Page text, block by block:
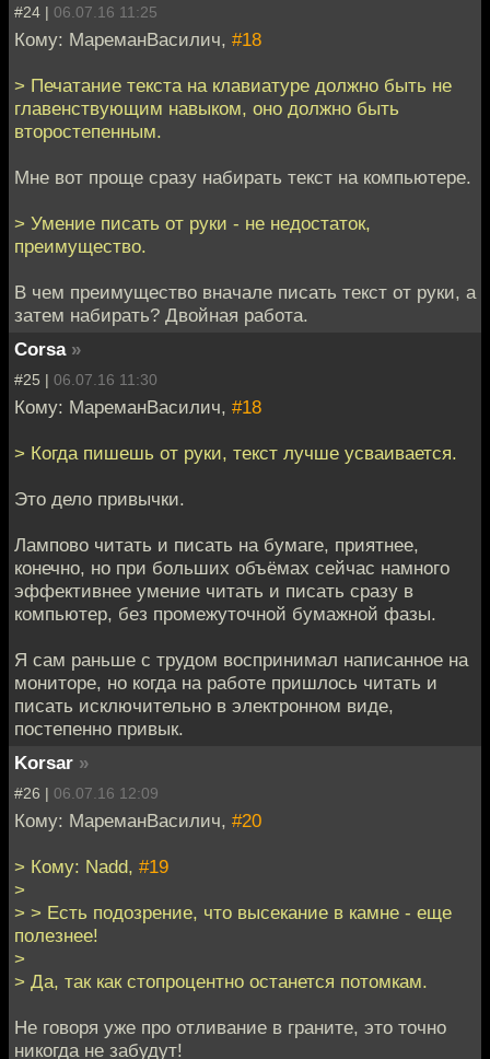
#24 | 06.07.16 11:25
Кому: МареманВасилич, #18
> Печатание текста на клавиатуре должно быть не
главенствующим навыком, оно должно быть
второстепенным.
Мне вот проще сразу набирать текст на компьютере.
> Умение писать от руки - не недостаток,
преимущество.
В чем преимущество вначале писать текст от руки, а
затем набирать? Двойная работа.
Corsa »
#25 | 06.07.16 11:30
Кому: МареманВасилич, #18
> Когда пишешь от руки, текст лучше усваивается.
Это дело привычки.
Лампово читать и писать на бумаге, приятнее,
конечно, но при больших объёмах сейчас намного
эффективнее умение читать и писать сразу в
компьютер, без промежуточной бумажной фазы.
Я сам раньше с трудом воспринимал написанное на
мониторе, но когда на работе пришлось читать и
писать исключительно в электронном виде,
постепенно привык.
Korsar »
#26 | 06.07.16 12:09
Кому: МареманВасилич, #20
> Кому: Nadd, #19
>
> > Есть подозрение, что высекание в камне - еще
полезнее!
>
> Да, так как стопроцентно останется потомкам.
Не говоря уже про отливание в граните, это точно
никогда не забудут!